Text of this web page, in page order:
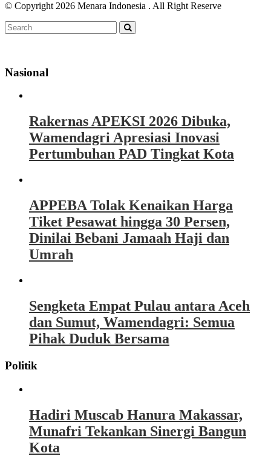
© Copyright 2026 Menara Indonesia . All Right Reserve
Nasional
Rakernas APEKSI 2026 Dibuka,
Wamendagri Apresiasi Inovasi
Pertumbuhan PAD Tingkat Kota
APPEBA Tolak Kenaikan Harga
Tiket Pesawat hingga 30 Persen,
Dinilai Bebani Jamaah Haji dan
Umrah
Sengketa Empat Pulau antara Aceh
dan Sumut, Wamendagri: Semua
Pihak Duduk Bersama
Politik
Hadiri Muscab Hanura Makassar,
Munafri Tekankan Sinergi Bangun
Kota